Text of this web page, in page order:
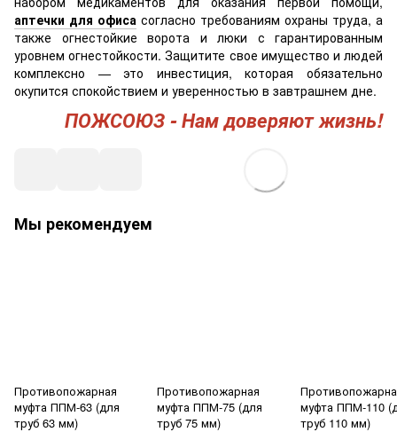
аптечки для офиса согласно требованиям охраны труда, а
также огнестойкие ворота и люки с гарантированным
уровнем огнестойкости. Защитите свое имущество и людей
комплексно — это инвестиция, которая обязательно
окупится спокойствием и уверенностью в завтрашнем дне.
ПОЖСОЮЗ - Нам доверяют жизнь!
Мы рекомендуем
Противопожарная
муфта ППМ-63 (для
труб 63 мм)
Противопожарная
муфта ППМ-75 (для
труб 75 мм)
муфта ППМ-110
труб 110 мм)